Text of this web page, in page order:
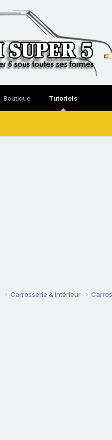
Boutique Tutoriels
Carrosserie & Intérieur